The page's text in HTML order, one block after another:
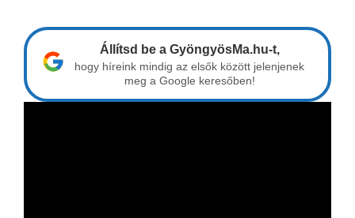
Állítsd be a GyöngyösMa.hu-t,
hogy híreink mindig az elsők között jelenjenek
meg a Google keresőben!